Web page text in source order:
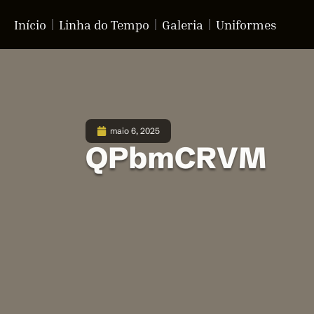
Início Linha do Tempo Galeria Uniformes
maio 6, 2025
QPbmCRVM